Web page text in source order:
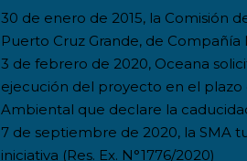
30 de enero de 2015, la Comisión
Puerto Cruz Grande, de Compañía
3 de febrero de 2020, Oceana
ejecución del proyecto en el plazo
Ambiental que declare la
7 de septiembre de 2020, la SMA
iniciativa (Res. Ex. N°1776/2020)